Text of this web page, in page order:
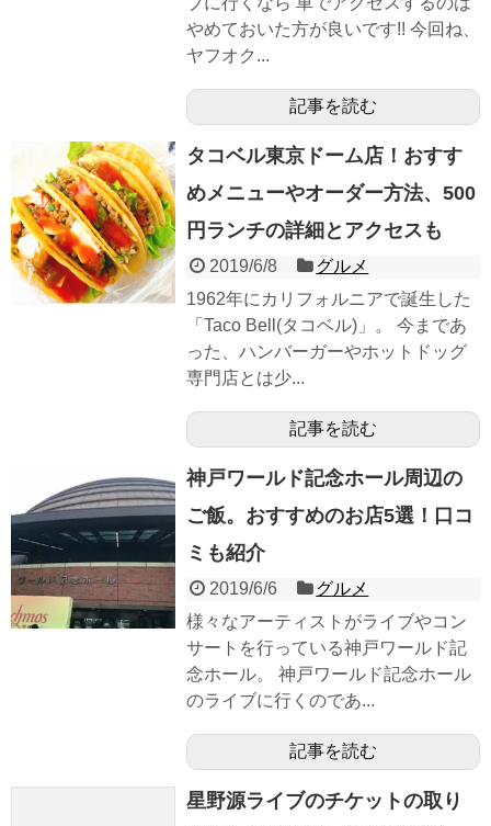
やめておいた方が良いです!! 今回ね、
ヤフオク...
記事を読む
タコベル東京ドーム店！おすす
めメニューやオーダー方法、500
円ランチの詳細とアクセスも
2019/6/8
グルメ
1962年にカリフォルニアで誕生した
「Taco Bell(タコベル)」。 今まであ
った、ハンバーガーやホットドッグ
専門店とは少...
記事を読む
神戸ワールド記念ホール周辺の
ご飯。おすすめのお店5選！口コ
ミも紹介
2019/6/6
グルメ
様々なアーティストがライブやコン
サートを行っている神戸ワールド記
念ホール。 神戸ワールド記念ホール
のライブに行くのであ...
記事を読む
星野源ライブのチケットの取り